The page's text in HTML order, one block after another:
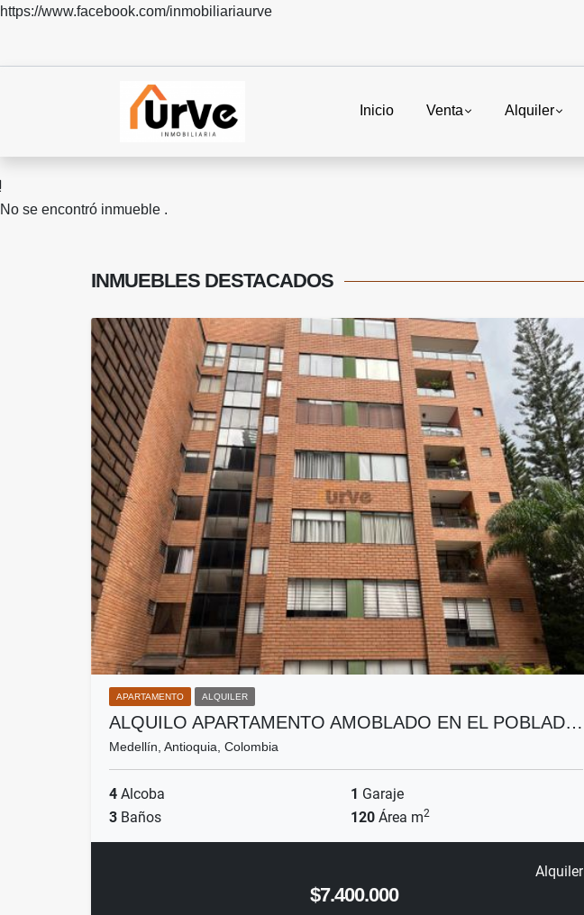
https://www.facebook.com/inmobiliariaurve
Inicio Venta Alquiler
No se encontró inmueble .
INMUEBLES DESTACADOS
APARTAMENTO ALQUILER
ALQUILO APARTAMENTO AMOBLADO EN EL POBLAD…
Medellín, Antioquia, Colombia
4 Alcoba 1 Garaje
3 Baños 120 Área m2
Alquiler
$7.400.000